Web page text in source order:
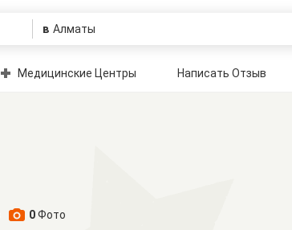
в
Медицинские Центры Написать Отзыв
0Фото